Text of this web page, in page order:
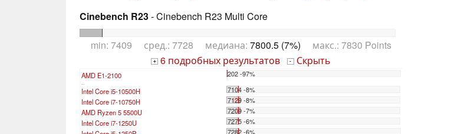
Cinebench R23- Cinebench R23 Multi Core
min: 7409 сред.: 7728 медиана: 7800.5 (7%) макс.: 7830 Points
+ 6 подробных результатов - Скрыть
AMD E1-2100 202 -97%
...
Intel Core i5-10500H
7104 -8%
Intel Core i7-10750H
7129 -8%
AMD Ryzen 5 5500U
7209 -7%
Intel Core i7-1250U
7275 -6%
7282 -6%